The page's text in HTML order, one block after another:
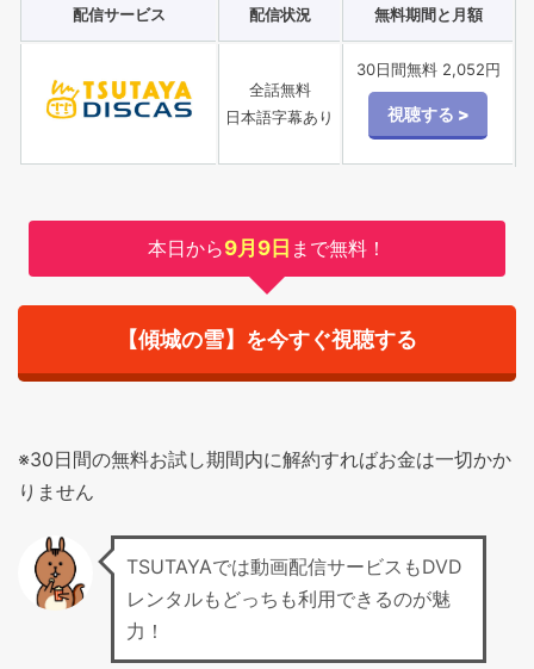
配信サービス 配信状況 無料期間と月額
全話無料
日本語字幕あり
30日間無料 2,052円
本日から9月9日 まで無料！
【傾城の雪】を今すぐ視聴する
※30日間の無料お試し期間内に解約すればお金は一切かか
りません
TSUTAYAでは動画配信サービスもDVD
レンタルもどっちも利用できるのが魅
力！